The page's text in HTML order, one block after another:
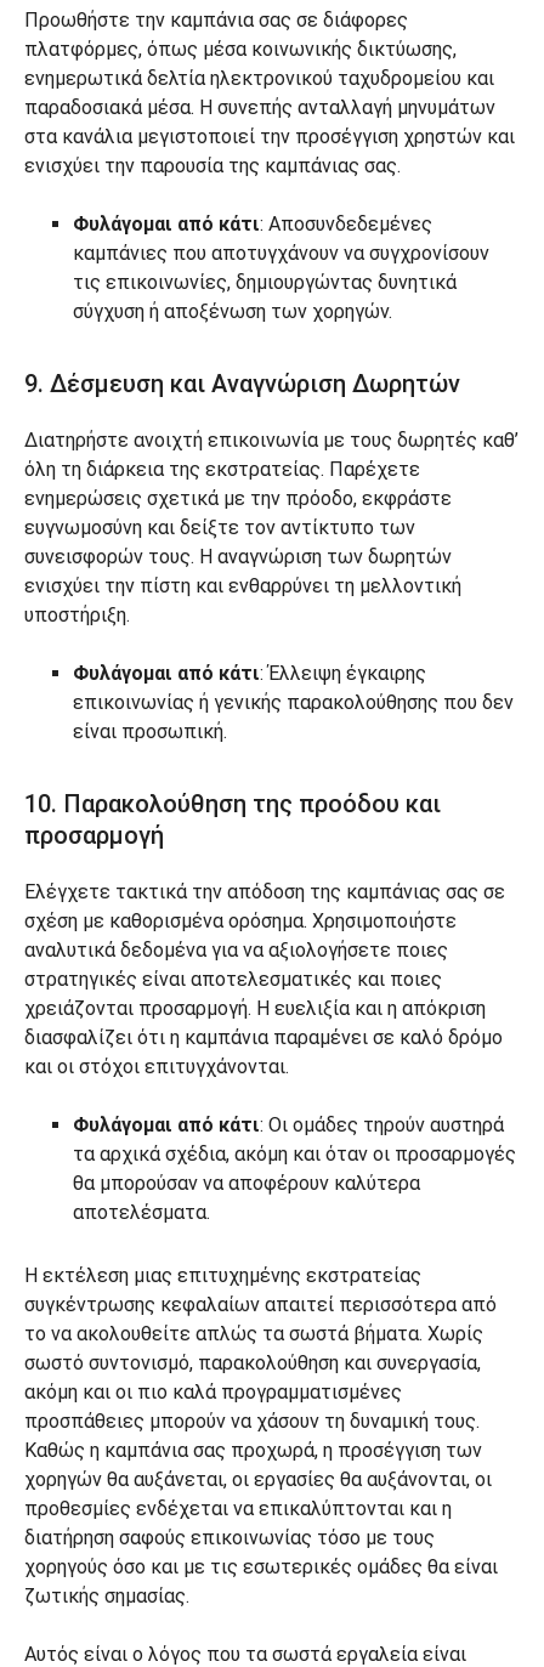
Προωθήστε την καμπάνια σας σε διάφορες
πλατφόρμες, όπως μέσα κοινωνικής δικτύωσης,
ενημερωτικά δελτία ηλεκτρονικού ταχυδρομείου και
παραδοσιακά μέσα. Η συνεπής ανταλλαγή μηνυμάτων
στα κανάλια μεγιστοποιεί την προσέγγιση χρηστών και
ενισχύει την παρουσία της καμπάνιας σας.
Φυλάγομαι από κάτι: Αποσυνδεδεμένες
καμπάνιες που αποτυγχάνουν να συγχρονίσουν
τις επικοινωνίες, δημιουργώντας δυνητικά
σύγχυση ή αποξένωση των χορηγών.
9. Δέσμευση και Αναγνώριση Δωρητών
Διατηρήστε ανοιχτή επικοινωνία με τους δωρητές καθ’
όλη τη διάρκεια της εκστρατείας. Παρέχετε
ενημερώσεις σχετικά με την πρόοδο, εκφράστε
ευγνωμοσύνη και δείξτε τον αντίκτυπο των
συνεισφορών τους. Η αναγνώριση των δωρητών
ενισχύει την πίστη και ενθαρρύνει τη μελλοντική
υποστήριξη.
Φυλάγομαι από κάτι: Έλλειψη έγκαιρης
επικοινωνίας ή γενικής παρακολούθησης που δεν
είναι προσωπική.
10. Παρακολούθηση της προόδου και
προσαρμογή
Ελέγχετε τακτικά την απόδοση της καμπάνιας σας σε
σχέση με καθορισμένα ορόσημα. Χρησιμοποιήστε
αναλυτικά δεδομένα για να αξιολογήσετε ποιες
στρατηγικές είναι αποτελεσματικές και ποιες
χρειάζονται προσαρμογή. Η ευελιξία και η απόκριση
διασφαλίζει ότι η καμπάνια παραμένει σε καλό δρόμο
και οι στόχοι επιτυγχάνονται.
Φυλάγομαι από κάτι: Οι ομάδες τηρούν αυστηρά
τα αρχικά σχέδια, ακόμη και όταν οι προσαρμογές
θα μπορούσαν να αποφέρουν καλύτερα
αποτελέσματα.
Η εκτέλεση μιας επιτυχημένης εκστρατείας
συγκέντρωσης κεφαλαίων απαιτεί περισσότερα από
το να ακολουθείτε απλώς τα σωστά βήματα. Χωρίς
σωστό συντονισμό, παρακολούθηση και συνεργασία,
ακόμη και οι πιο καλά προγραμματισμένες
προσπάθειες μπορούν να χάσουν τη δυναμική τους.
Καθώς η καμπάνια σας προχωρά, η προσέγγιση των
χορηγών θα αυξάνεται, οι εργασίες θα αυξάνονται, οι
προθεσμίες ενδέχεται να επικαλύπτονται και η
διατήρηση σαφούς επικοινωνίας τόσο με τους
χορηγούς όσο και με τις εσωτερικές ομάδες θα είναι
ζωτικής σημασίας.
Αυτός είναι ο λόγος που τα σωστά εργαλεία είναι